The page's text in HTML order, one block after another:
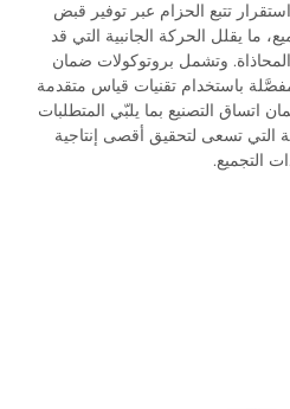
تتبع الحزام عبر توفير قبض
ما يقلل الحركة الجانبية التي قد
وتشمل بروتوكولات ضمان
باستخدام تقنيات قياس متقدمة
التصنيع بما يلبّي المتطلبات
التي تسعى لتحقيق أقصى إنتاجية
التجميع.